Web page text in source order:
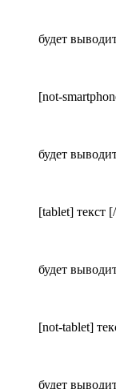
будет
[not-
будет
[tablet] текст
будет
[not-tablet]
будет